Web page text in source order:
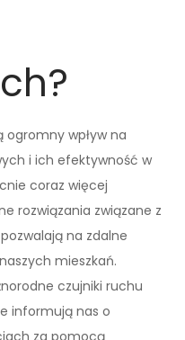
wpływ na
i ich efektywność w
coraz więcej
rozwiązania związane z
na zdalne
mieszkań.
czujniki ruchu
informują nas o
za pomocą